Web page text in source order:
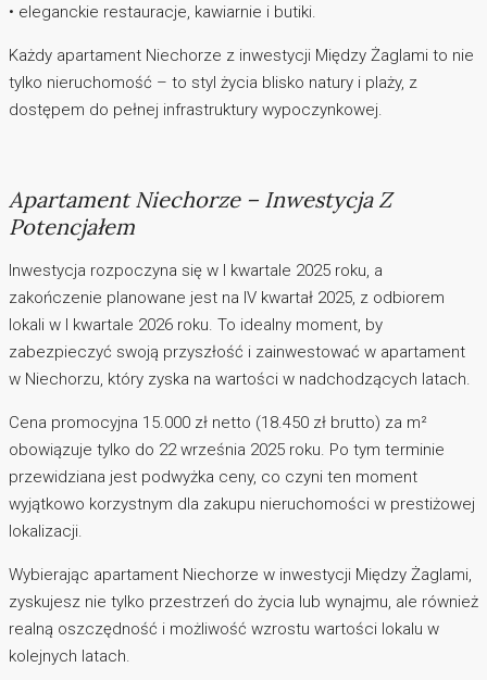
• eleganckie restauracje, kawiarnie i butiki.
Każdy apartament Niechorze z inwestycji Między Żaglami to nie
tylko nieruchomość – to styl życia blisko natury i plaży, z
dostępem do pełnej infrastruktury wypoczynkowej.
Apartament Niechorze – Inwestycja Z
Potencjałem
Inwestycja rozpoczyna się w I kwartale 2025 roku, a
zakończenie planowane jest na IV kwartał 2025, z odbiorem
lokali w I kwartale 2026 roku. To idealny moment, by
zabezpieczyć swoją przyszłość i zainwestować w apartament
w Niechorzu, który zyska na wartości w nadchodzących latach.
Cena promocyjna 15.000 zł netto (18.450 zł brutto) za m²
obowiązuje tylko do 22 września 2025 roku. Po tym terminie
przewidziana jest podwyżka ceny, co czyni ten moment
wyjątkowo korzystnym dla zakupu nieruchomości w prestiżowej
lokalizacji.
Wybierając apartament Niechorze w inwestycji Między Żaglami,
zyskujesz nie tylko przestrzeń do życia lub wynajmu, ale również
realną oszczędność i możliwość wzrostu wartości lokalu w
kolejnych latach.